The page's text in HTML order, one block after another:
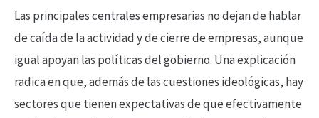
Las principales centrales empresarias no dejan de hablar
de caída de la actividad y de cierre de empresas, aunque
igual apoyan las políticas del gobierno. Una explicación
radica en que, además de las cuestiones ideológicas, hay
sectores que tienen expectativas de que efectivamente